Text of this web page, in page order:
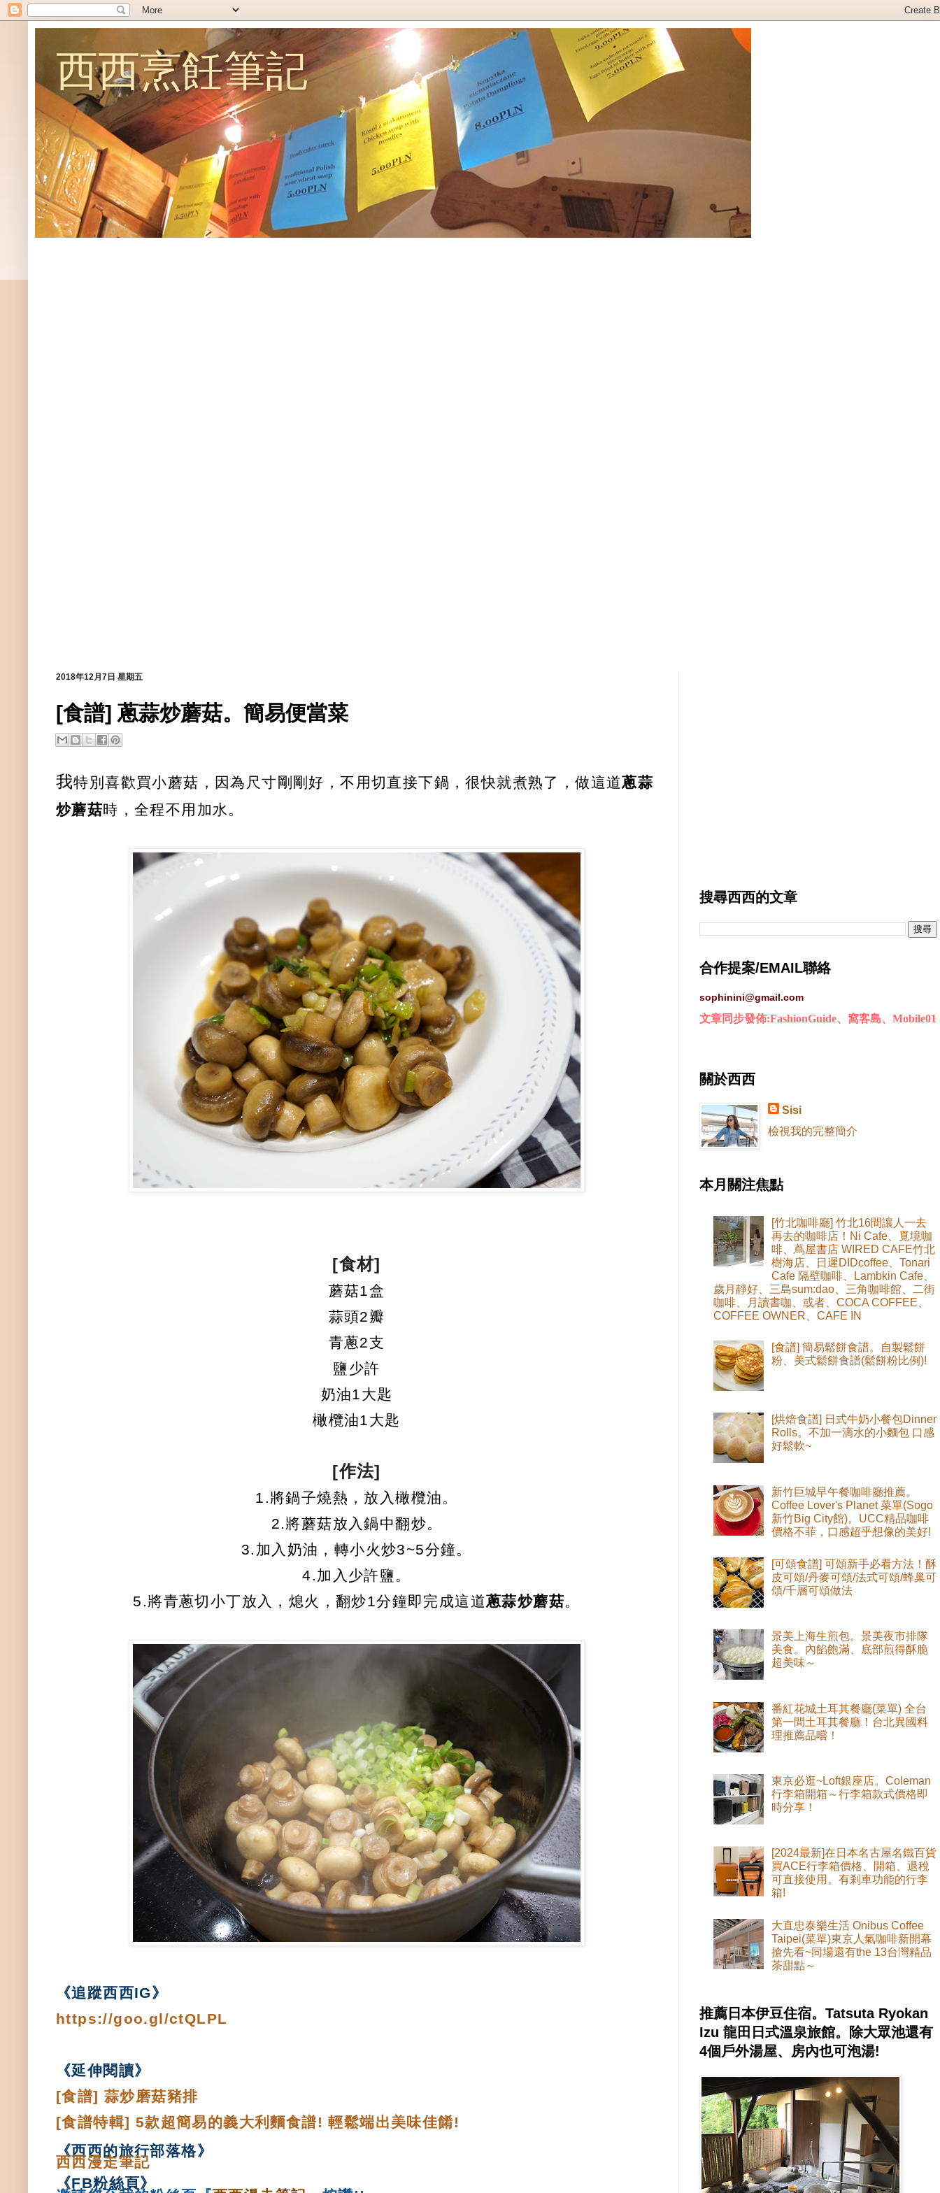
西西烹飪筆記
2018年12月7日 星期五
[食譜] 蔥蒜炒蘑菇。簡易便當菜
我特別喜歡買小蘑菇，因為尺寸剛剛好，不用切直接下鍋，很快就煮熟了，做這道蔥蒜
炒蘑菇時，全程不用加水。
[食材]
蘑菇1盒
蒜頭2瓣
青蔥2支
鹽少許
奶油1大匙
橄欖油1大匙
[作法]
1.將鍋子燒熱，放入橄欖油。
2.將蘑菇放入鍋中翻炒。
3.加入奶油，轉小火炒3~5分鐘。
4.加入少許鹽。
5.將青蔥切小丁放入，熄火，翻炒1分鐘即完成這道蔥蒜炒蘑菇。
《追蹤西西IG》
https://goo.gl/ctQLPL
《延伸閱讀》
[食譜] 蒜炒磨菇豬排
[食譜特輯] 5款超簡易的義大利麵食譜! 輕鬆端出美味佳餚!
《西西的旅行部落格》
西西漫走筆記
《FB粉絲頁》
搜尋西西的文章
合作提案/EMAIL聯絡
sophinini@gmail.com
文章同步發佈:FashionGuide、窩客島、Mobile01
關於西西
Sisi
檢視我的完整簡介
本月關注焦點
[竹北咖啡廳] 竹北16間讓人一去
再去的咖啡店！Ni Cafe、覓境咖
啡、蔦屋書店 WIRED CAFE竹北
樹海店、日遲DIDcoffee、Tonari
Cafe 隔壁咖啡、Lambkin Cafe、
歲月靜好、三島sum:dao、三角咖啡館、二街
咖啡、月讀書咖、或者、COCA COFFEE、
COFFEE OWNER、CAFE IN
[食譜] 簡易鬆餅食譜。自製鬆餅
粉、美式鬆餅食譜(鬆餅粉比例)!
[烘焙食譜] 日式牛奶小餐包Dinner
Rolls。不加一滴水的小麵包 口感
好鬆軟~
新竹巨城早午餐咖啡廳推薦。
Coffee Lover's Planet 菜單(Sogo
新竹Big City館)。UCC精品咖啡
價格不菲，口感超乎想像的美好!
[可頌食譜] 可頌新手必看方法！酥
皮可頌/丹麥可頌/法式可頌/蜂巢可
頌/千層可頌做法
景美上海生煎包。景美夜市排隊
美食。內餡飽滿、底部煎得酥脆
超美味～
番紅花城土耳其餐廳(菜單) 全台
第一間土耳其餐廳！台北異國料
理推薦品嚐！
東京必逛~Loft銀座店。Coleman
行李箱開箱～行李箱款式價格即
時分享！
[2024最新]在日本名古屋名鐵百貨
買ACE行李箱價格、開箱、退稅
可直接使用。有剎車功能的行李
箱!
大直忠泰樂生活 Onibus Coffee
Taipei(菜單)東京人氣咖啡新開幕
搶先看~同場還有the 13台灣精品
茶甜點～
推薦日本伊豆住宿。Tatsuta Ryokan
Izu 龍田日式溫泉旅館。除大眾池還有
4個戶外湯屋、房內也可泡湯!